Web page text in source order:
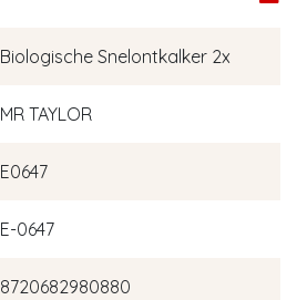
Biologische Snelontkalker 2x
MR TAYLOR
E0647
E-0647
8720682980880